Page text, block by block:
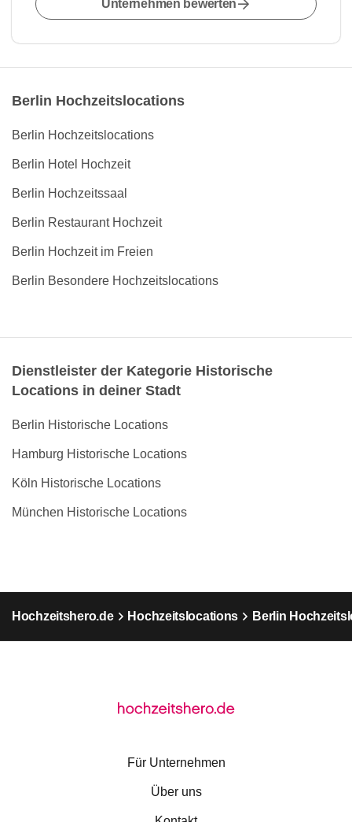
Unternehmen bewerten
Berlin Hochzeitslocations
Berlin Hochzeitslocations
Berlin Hotel Hochzeit
Berlin Hochzeitssaal
Berlin Restaurant Hochzeit
Berlin Hochzeit im Freien
Berlin Besondere Hochzeitslocations
Dienstleister der Kategorie Historische
Locations in deiner Stadt
Berlin Historische Locations
Hamburg Historische Locations
Köln Historische Locations
München Historische Locations
Hochzeitshero.de Hochzeitslocations Berlin
Für Unternehmen
Über uns